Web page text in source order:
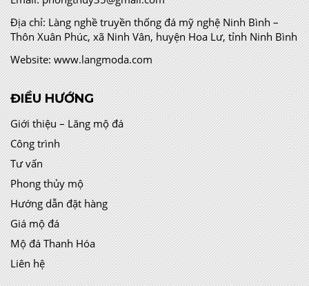
Địa chỉ:Làng nghề truyền thống đá mỹ nghệ Ninh Bình –
Thôn Xuân Phúc, xã Ninh Vân, huyện Hoa Lư, tỉnh Ninh Bình
Website: www.langmoda.com
ĐIỀU HƯỚNG
Giới thiệu – Lăng mộ đá
Công trình
Tư vấn
Phong thủy mộ
Hướng dẫn đặt hàng
Giá mộ đá
Mộ đá Thanh Hóa
Liên hệ